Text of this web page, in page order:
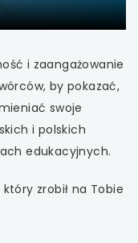
się w nowej karcie
się w nowej karcie
się w nowej karcie
się w nowej karcie
się w nowej karcie
i zaangażowanie
by pokazać,
swoje
i polskich
edukacyjnych.
zrobił na Tobie